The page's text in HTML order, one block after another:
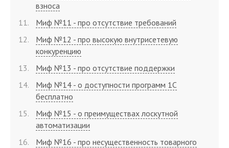
взноса
Миф №11 - про отсутствие требований
Миф №12 - про высокую внутрисетевую
конкуренцию
Миф №13 - про отсутствие поддержки
Миф №14 - о доступности программ 1С
бесплатно
Миф №15 - о преимуществах лоскутной
автоматизации
Миф №16 - про несущественность товарного